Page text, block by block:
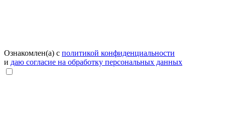
Ознакомлен(а) с политикой конфиденциальности
и даю согласие на обработку персональных данных